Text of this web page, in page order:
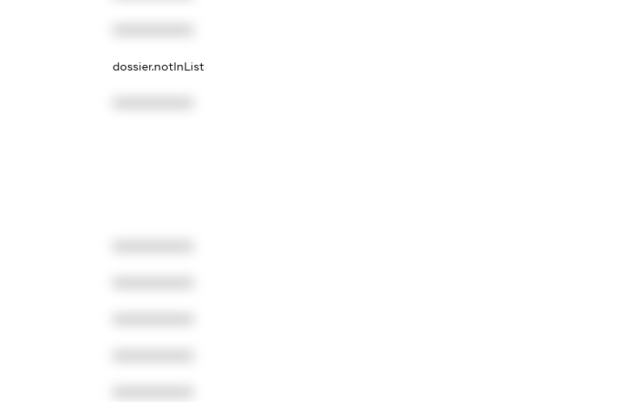
dossier.notInList